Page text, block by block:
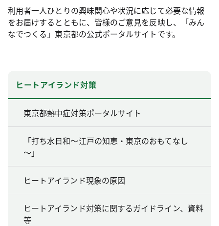
利用者一人ひとりの興味関心や状況に応じて必要な情報
をお届けするとともに、皆様のご意見を反映し、「みん
なでつくる」東京都の公式ポータルサイトです。
ヒートアイランド対策
東京都熱中症対策ポータルサイト
「打ち水日和～江戸の知恵・東京のおもてなし
～」
ヒートアイランド現象の原因
ヒートアイランド対策に関するガイドライン、資料
等